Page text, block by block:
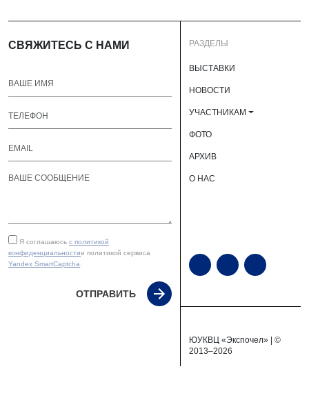
СВЯЖИТЕСЬ С НАМИ
Я соглашаюсь с политикой
конфиденциальностии политикой сервиса
Yandex SmartCaptcha
ОТПРАВИТЬ
РАЗДЕЛЫ
ВЫСТАВКИ
НОВОСТИ
УЧАСТНИКАМ
ФОТО
АРХИВ
О НАС
ЮУКВЦ «Экспочел» | ©
2013–2026